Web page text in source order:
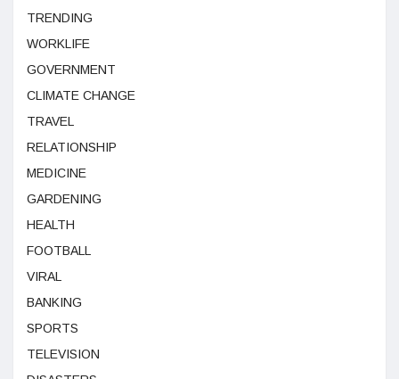
TRENDING
WORKLIFE
GOVERNMENT
CLIMATE CHANGE
TRAVEL
RELATIONSHIP
MEDICINE
GARDENING
HEALTH
FOOTBALL
VIRAL
BANKING
SPORTS
TELEVISION